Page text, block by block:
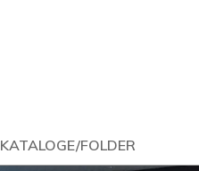
KATALOGE/FOLDER